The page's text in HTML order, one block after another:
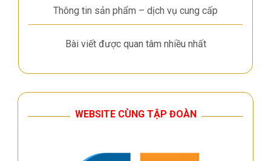
Thông tin sản phẩm – dịch vụ cung cấp
Bài viết được quan tâm nhiều nhất
WEBSITE CÙNG TẬP ĐOÀN